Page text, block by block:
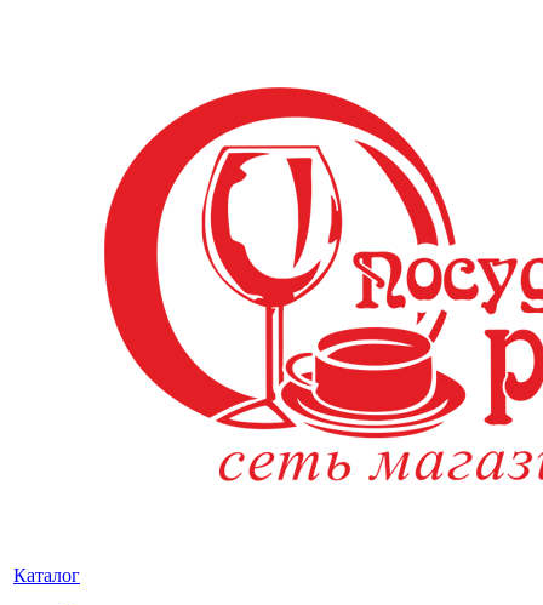
Каталог